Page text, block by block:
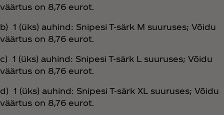
väärtus on 8,76 eurot.
b) 1 (üks) auhind: Snipesi T-särk M suuruses; Võidu
väärtus on 8,76 eurot.
c) 1 (üks) auhind: Snipesi T-särk L suuruses; Võidu
väärtus on 8,76 eurot.
d) 1 (üks) auhind: Snipesi T-särk XL suuruses; Võidu
väärtus on 8,76 eurot.